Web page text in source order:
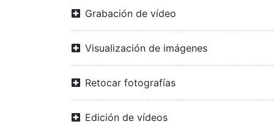
Grabación de vídeo
Visualización de imágenes
Retocar fotografías
Edición de vídeos